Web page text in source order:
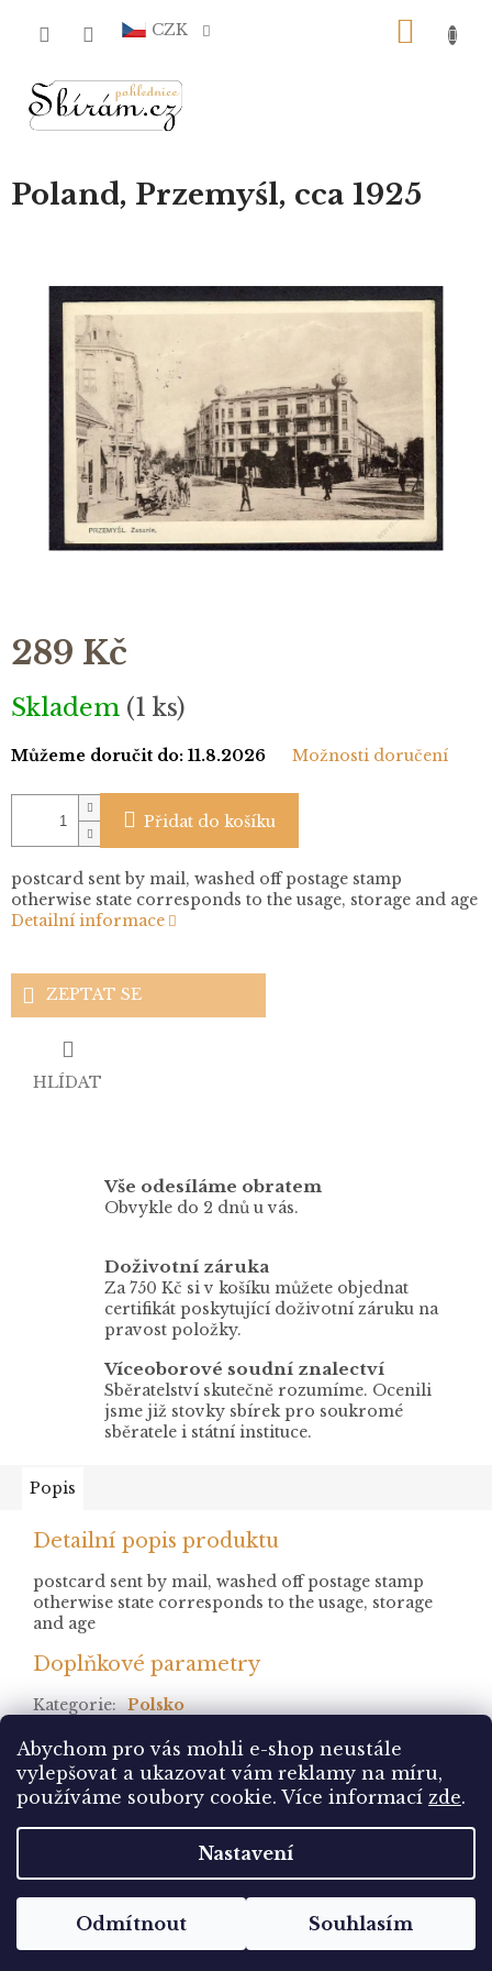
Abychom pro vás mohli e-shop neustále
vylepšovat a ukazovat vám reklamy na míru,
používáme soubory cookie. Více informací zde.
Nastavení
Odmítnout Souhlasím
CZK
Poland, Przemyśl, cca 1925
289 Kč
Měrná
cena:
Skladem (1 ks)
Můžeme doručit do: 11.8.2026 Možnosti doručení
Přidat do košíku
postcard sent by mail, washed off postage stamp
otherwise state corresponds to the usage, storage and age
Detailní informace
ZEPTAT SE
HLÍDAT
Vše odesíláme obratem
Obvykle do 2 dnů u vás.
Doživotní záruka
Za 750 Kč si v košíku můžete objednat
certifikát poskytující doživotní záruku na
pravost položky.
Víceoborové soudní znalectví
Sběratelství skutečně rozumíme. Ocenili
jsme již stovky sbírek pro soukromé
sběratele i státní instituce.
Popis
Detailní popis produktu
postcard sent by mail, washed off postage stamp
otherwise state corresponds to the usage, storage
and age
Doplňkové parametry
Kategorie: Polsko
Copyright 2026Pohlednice Sbírám.cz. Všechna
práva vyhrazena.
Upravit nastavení cookies